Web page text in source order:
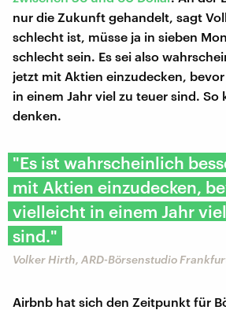
nur die Zukunft gehandelt, sagt
schlecht ist, müsse ja in sieben
schlecht sein. Es sei also
jetzt mit Aktien einzudecken,
in einem Jahr viel zu teuer sind. So
denken.
"Es ist wahrscheinlich
mit Aktien einzudecken,
vielleicht in einem Jahr
sind."
Volker Hirth, ARD-Börsenstudio
Airbnb hat sich den Zeitpunkt für